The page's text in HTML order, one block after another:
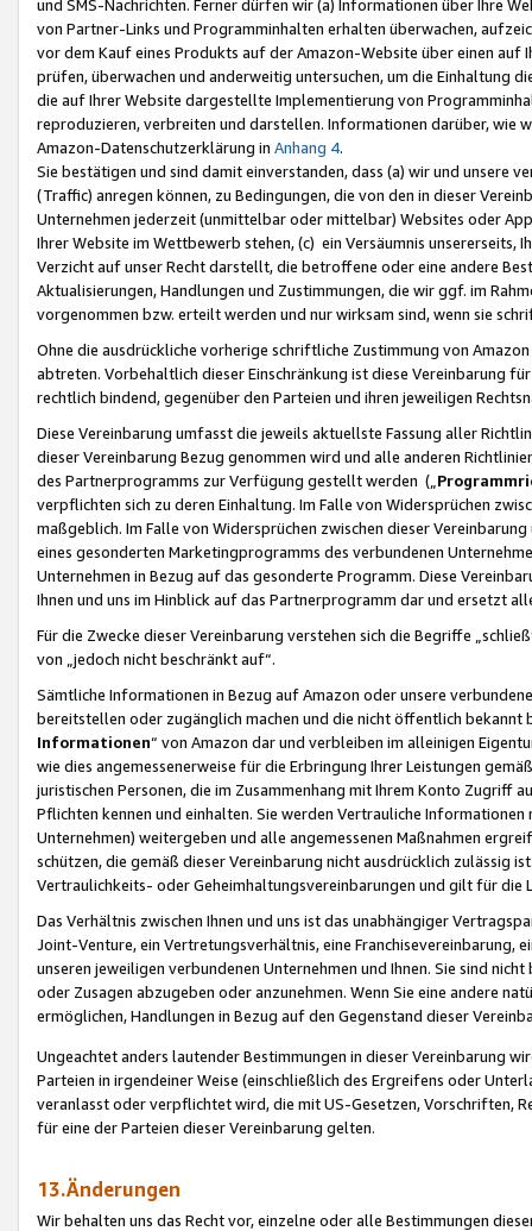
und SMS-Nachrichten. Ferner dürfen wir (a) Informationen über Ihre
von Partner-Links und Programminhalten erhalten überwachen,
vor dem Kauf eines Produkts auf der Amazon-Website über einen
prüfen, überwachen und anderweitig untersuchen, um die Einhaltung
die auf Ihrer Website dargestellte Implementierung von
reproduzieren, verbreiten und darstellen. Informationen darüber, wie
Amazon-Datenschutzerklärung in Anhang 4.
Sie bestätigen und sind damit einverstanden, dass (a) wir und
(Traffic) anregen können, zu Bedingungen, die von den in dieser
Unternehmen jederzeit (unmittelbar oder mittelbar) Websites oder
Ihrer Website im Wettbewerb stehen, (c) ein Versäumnis unsererseits,
Verzicht auf unser Recht darstellt, die betroffene oder eine andere
Aktualisierungen, Handlungen und Zustimmungen, die wir ggf. im
vorgenommen bzw. erteilt werden und nur wirksam sind, wenn sie
Ohne die ausdrückliche vorherige schriftliche Zustimmung von
abtreten. Vorbehaltlich dieser Einschränkung ist diese Vereinbarung
rechtlich bindend, gegenüber den Parteien und ihren jeweiligen
Diese Vereinbarung umfasst die jeweils aktuellste Fassung aller
dieser Vereinbarung Bezug genommen wird und alle anderen
des Partnerprogramms zur Verfügung gestellt werden („
verpflichten sich zu deren Einhaltung. Im Falle von Widersprüchen
maßgeblich. Im Falle von Widersprüchen zwischen dieser
eines gesonderten Marketingprogramms des verbundenen
Unternehmen in Bezug auf das gesonderte Programm. Diese
Ihnen und uns im Hinblick auf das Partnerprogramm dar und ersetzt
Für die Zwecke dieser Vereinbarung verstehen sich die Begriffe
von „jedoch nicht beschränkt auf“.
Sämtliche Informationen in Bezug auf Amazon oder unsere
bereitstellen oder zugänglich machen und die nicht öffentlich
Informationen“ von Amazon dar und verbleiben im alleinigen
wie dies angemessenerweise für die Erbringung Ihrer Leistungen
juristischen Personen, die im Zusammenhang mit Ihrem Konto
Pflichten kennen und einhalten. Sie werden Vertrauliche
Unternehmen) weitergeben und alle angemessenen Maßnahmen
schützen, die gemäß dieser Vereinbarung nicht ausdrücklich zulässig
Vertraulichkeits- oder Geheimhaltungsvereinbarungen und gilt für die
Das Verhältnis zwischen Ihnen und uns ist das unabhängiger
Joint-Venture, ein Vertretungsverhältnis, eine Franchisevereinbarung,
unseren jeweiligen verbundenen Unternehmen und Ihnen. Sie sind
oder Zusagen abzugeben oder anzunehmen. Wenn Sie eine andere
ermöglichen, Handlungen in Bezug auf den Gegenstand dieser
Ungeachtet anders lautender Bestimmungen in dieser Vereinbarung
Parteien in irgendeiner Weise (einschließlich des Ergreifens oder
veranlasst oder verpflichtet wird, die mit US-Gesetzen, Vorschriften,
für eine der Parteien dieser Vereinbarung gelten.
13.Änderungen
Wir behalten uns das Recht vor, einzelne oder alle Bestimmungen